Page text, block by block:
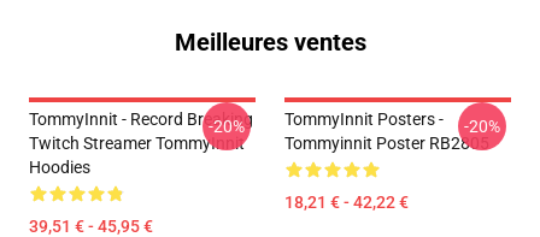
Meilleures ventes
TommyInnit - Record Breaking
Twitch Streamer TommyInnit
Hoodies
39,51 € - 45,95 €
-20%
TommyInnit Posters -
Tommyinnit Poster RB2805
18,21 € - 42,22 €
-20%